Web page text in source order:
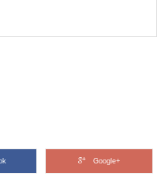
で、小網代の森ハイキングと
くイメージがありますよね。 ...
Google+